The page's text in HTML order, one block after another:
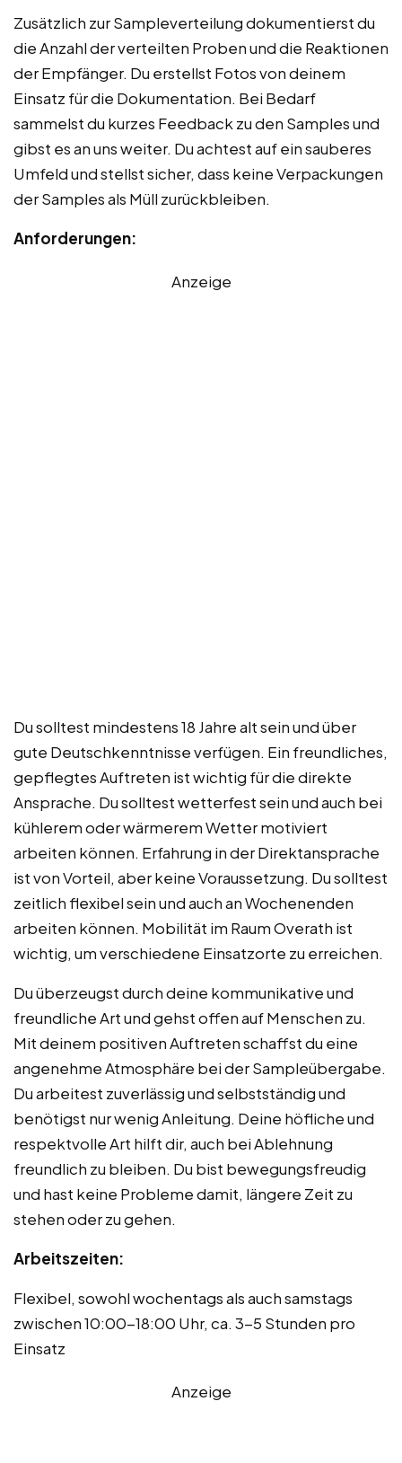
Zusätzlich zur Sampleverteilung dokumentierst du
die Anzahl der verteilten Proben und die Reaktionen
der Empfänger. Du erstellst Fotos von deinem
Einsatz für die Dokumentation. Bei Bedarf
sammelst du kurzes Feedback zu den Samples und
gibst es an uns weiter. Du achtest auf ein sauberes
Umfeld und stellst sicher, dass keine Verpackungen
der Samples als Müll zurückbleiben.
Anforderungen:
Anzeige
Du solltest mindestens 18 Jahre alt sein und über
gute Deutschkenntnisse verfügen. Ein freundliches,
gepflegtes Auftreten ist wichtig für die direkte
Ansprache. Du solltest wetterfest sein und auch bei
kühlerem oder wärmerem Wetter motiviert
arbeiten können. Erfahrung in der Direktansprache
ist von Vorteil, aber keine Voraussetzung. Du solltest
zeitlich flexibel sein und auch an Wochenenden
arbeiten können. Mobilität im Raum Overath ist
wichtig, um verschiedene Einsatzorte zu erreichen.
Du überzeugst durch deine kommunikative und
freundliche Art und gehst offen auf Menschen zu.
Mit deinem positiven Auftreten schaffst du eine
angenehme Atmosphäre bei der Sampleübergabe.
Du arbeitest zuverlässig und selbstständig und
benötigst nur wenig Anleitung. Deine höfliche und
respektvolle Art hilft dir, auch bei Ablehnung
freundlich zu bleiben. Du bist bewegungsfreudig
und hast keine Probleme damit, längere Zeit zu
stehen oder zu gehen.
Arbeitszeiten:
Flexibel, sowohl wochentags als auch samstags
zwischen 10:00-18:00 Uhr, ca. 3-5 Stunden pro
Einsatz
Anzeige